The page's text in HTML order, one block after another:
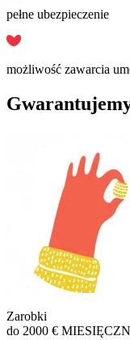
pełne ubezpieczenie
możliwość zawarcia
Zarobki
do 2000 €